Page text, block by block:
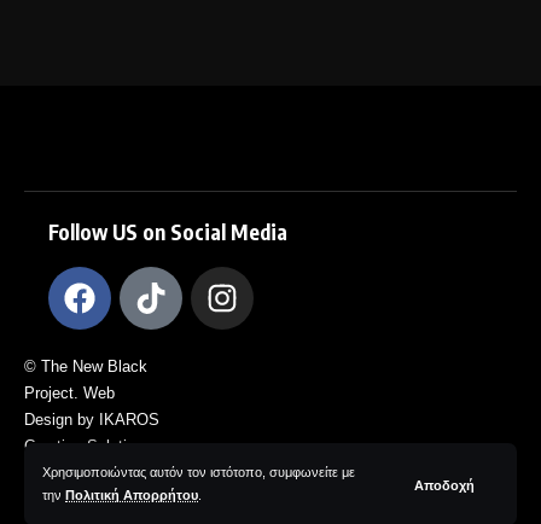
Χρησιμοποιώντας αυτόν τον ιστότοπο, συμφωνείτε με
την Πολιτική Απορρήτου
Αποδοχή
Follow US on Social Media
© The New Black
Project. Web
Design by IKAROS
Creative Solutions.
All Rights
Reserved.